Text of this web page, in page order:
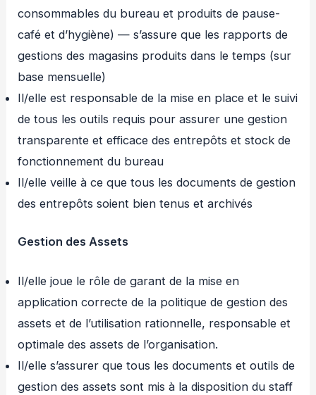
consommables du bureau et produits de pause-
café et d’hygiène) — s’assure que les rapports de
gestions des magasins produits dans le temps (sur
base mensuelle)
Il/elle est responsable de la mise en place et le suivi
de tous les outils requis pour assurer une gestion
transparente et efficace des entrepôts et stock de
fonctionnement du bureau
Il/elle veille à ce que tous les documents de gestion
des entrepôts soient bien tenus et archivés
Gestion des Assets
Il/elle joue le rôle de garant de la mise en
application correcte de la politique de gestion des
assets et de l’utilisation rationnelle, responsable et
optimale des assets de l’organisation.
Il/elle s’assurer que tous les documents et outils de
gestion des assets sont mis à la disposition du staff